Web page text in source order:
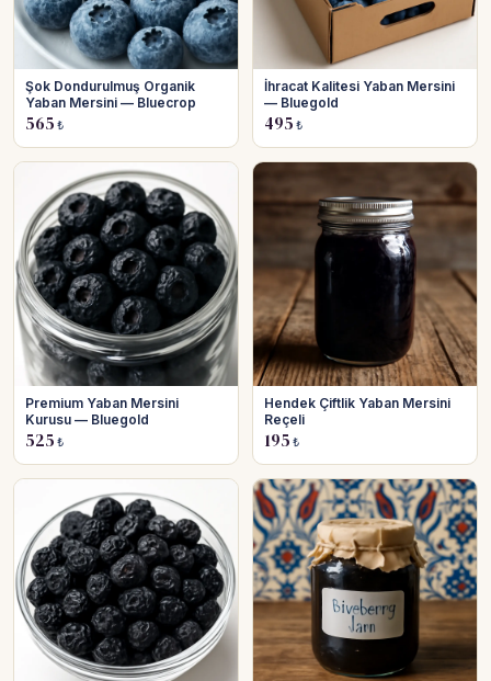
Şok Dondurulmuş Organik
Yaban Mersini — Bluecrop
565 ₺
İhracat Kalitesi Yaban Mersini
— Bluegold
495 ₺
Premium Yaban Mersini
Kurusu — Bluegold
525 ₺
Hendek Çiftlik Yaban Mersini
Reçeli
195 ₺